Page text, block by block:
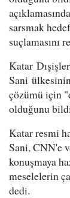
sarsmak
suçlamasını
Katar
Sani
çözümü için
olduğunu
Katar resmi
Sani, CNN'e
konuşmaya
meselelerin
dedi.